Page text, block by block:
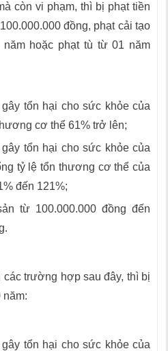
còn vi phạm, thì bị phạt tiền
đồng, phạt cải tạo
hoặc phạt tù từ 01 năm
tổn hại cho sức khỏe của
cơ thể 61% trở lên;
tổn hại cho sức khỏe của
tỷ lệ tổn thương cơ thể của
đến 121%;
từ 100.000.000 đồng đến
các trường hợp sau đây, thì bị
năm:
tổn hại cho sức khỏe của